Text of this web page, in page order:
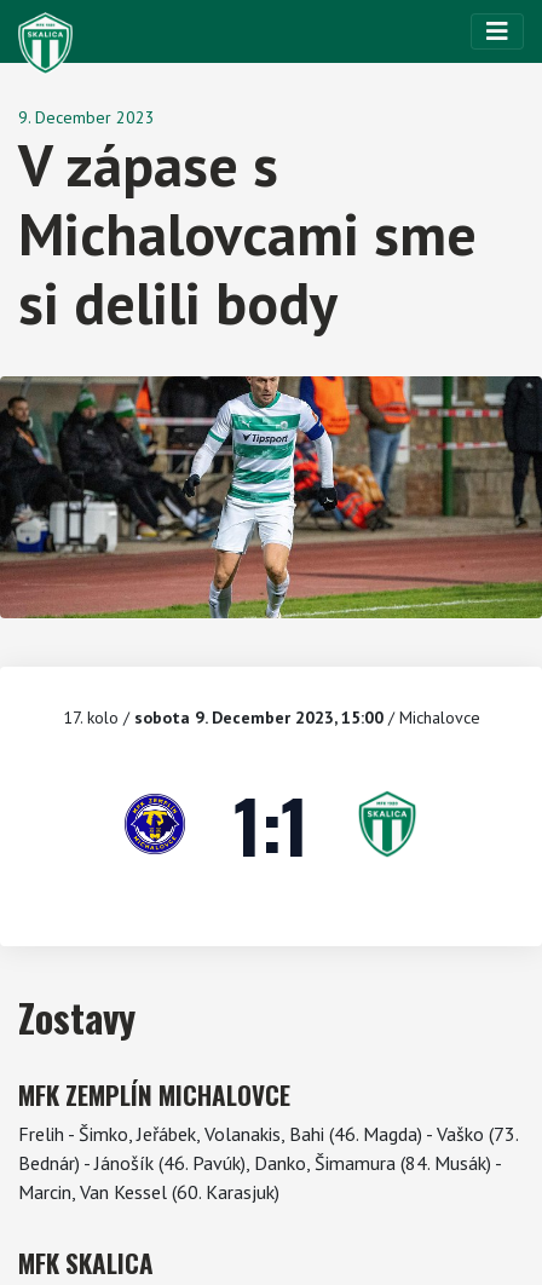
9. December 2023
V zápase s
Michalovcami sme
si delili body
17. kolo / sobota 9. December 2023, 15:00 / Michalovce
1:1
Zostavy
MFK ZEMPLÍN MICHALOVCE
Frelih - Šimko, Jeřábek, Volanakis, Bahi (46. Magda) - Vaško (73.
Bednár) - Jánošík (46. Pavúk), Danko, Šimamura (84. Musák) -
Marcin, Van Kessel (60. Karasjuk)
MFK SKALICA